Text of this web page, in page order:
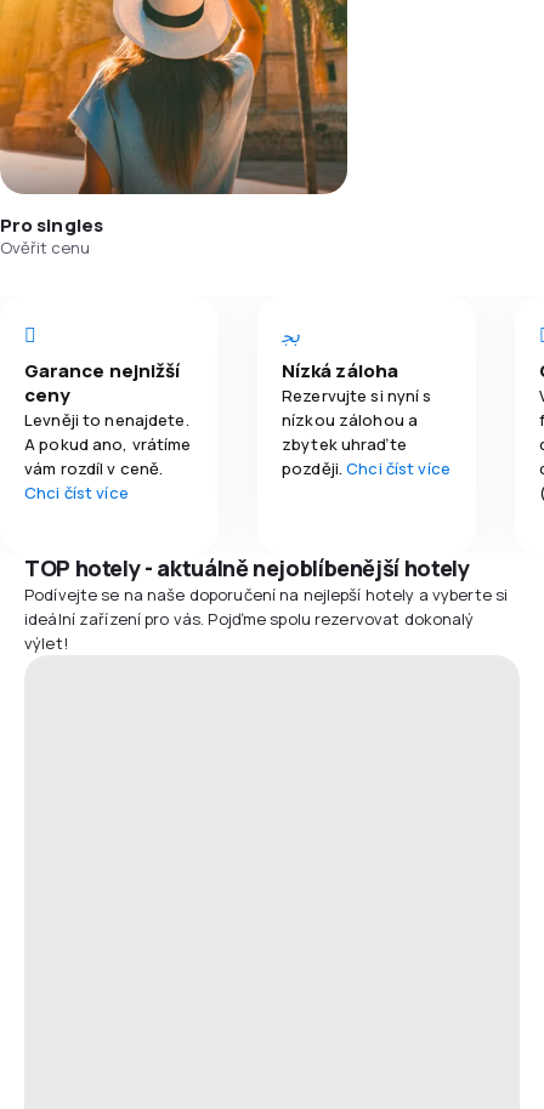
Pro singles
Ověřit cenu
Garance nejnižší
ceny
Levněji to nenajdete.
A pokud ano, vrátíme
vám rozdíl v ceně.
Chci číst více
Nízká záloha
Rezervujte si nyní s
nízkou zálohou a
zbytek uhraďte
později.Chci číst více
TOP hotely - aktuálně nejoblíbenější hotely
Podívejte se na naše doporučení na nejlepší hotely a vyberte si
ideální zařízení pro vás. Pojďme spolu rezervovat dokonalý
výlet!